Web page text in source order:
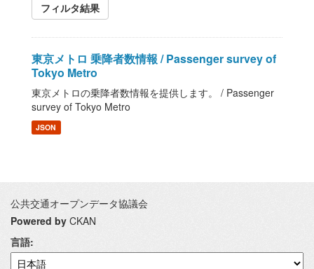
フィルタ結果
東京メトロ 乗降者数情報 / Passenger survey of
Tokyo Metro
東京メトロの乗降者数情報を提供します。 / Passenger
survey of Tokyo Metro
JSON
公共交通オープンデータ協議会
Powered by CKAN
言語